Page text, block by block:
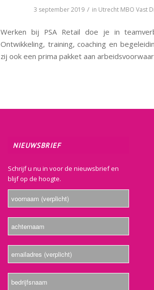
3 september 2019 / in Utrecht MBO Vast
Werken bij PSA Retail doe je in
Ontwikkeling, training, coaching en
zij ook een prima pakket aan
NIEUWSBRIEF
Schrijf u nu in voor de nieuwsbrief en
blijf op de hoogte.